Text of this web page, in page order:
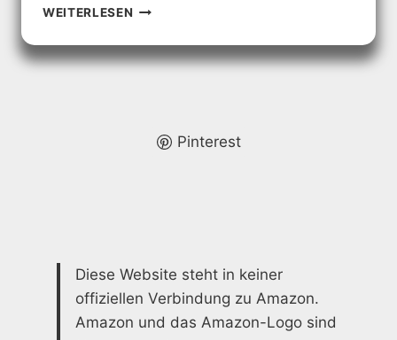
WEITERLESEN ORDENTLICHES
–
EINFACHE
AUFGERÄUMTEN
Pinterest
Diese Website steht in keiner
offiziellen Verbindung zu Amazon.
Amazon und das Amazon-Logo sind